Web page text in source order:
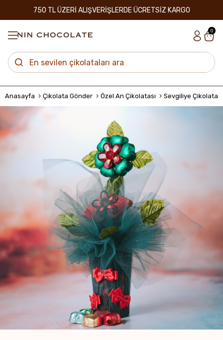
750 TL ÜZERİ ALIŞVERİŞLERDE ÜCRETSİZ KARGO
0
Anasayfa Çikolata Gönder Özel An Çikolatası Sevgiliye Çikolata